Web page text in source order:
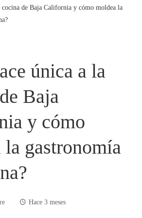
cocina de Baja California y cómo moldea la
única a la
Baja
y cómo
la gastronomía
Hace 3 meses